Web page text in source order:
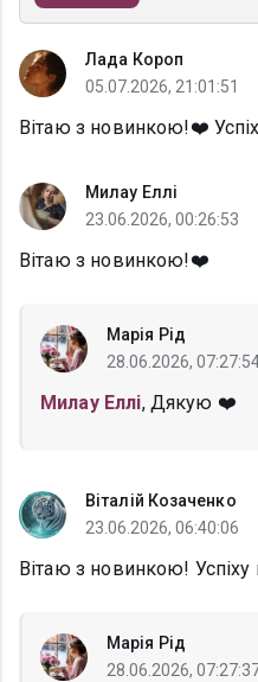
Лада Короп
05.07.2026, 21:01:51
Вітаю з новинкою!❤️
Милау Еллі
23.06.2026, 00:26:53
Вітаю з новинкою!❤️
Марія Рід
28.06.2026,
Милау Еллі, Дякую ❤️
Віталій Козаченко
23.06.2026, 06:40:06
Вітаю з новинкою! Успіху
Марія Рід
28.06.2026,